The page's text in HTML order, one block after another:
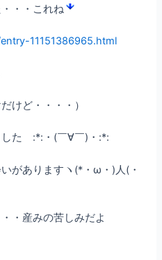
・・これね
11151386965.html
けど・・・・）
した :*:・(￣∀￣)・:*:
がありますヽ(*・ω・)人(・
・産みの苦しみだよ